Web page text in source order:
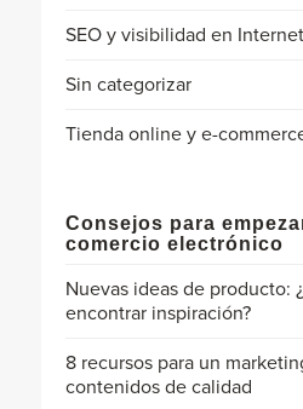
SEO y visibilidad en Internet
Sin categorizar
Tienda online y e-
Consejos para
comercio electrónico
Nuevas ideas de producto:
encontrar inspiración?
8 recursos para un
contenidos de calidad